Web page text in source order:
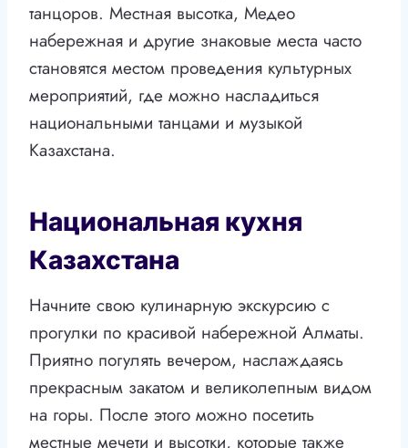
танцоров. Местная высотка, Медео
набережная и другие знаковые места часто
становятся местом проведения культурных
мероприятий, где можно насладиться
национальными танцами и музыкой
Казахстана.
Национальная кухня
Казахстана
Начните свою кулинарную экскурсию с
прогулки по красивой набережной Алматы.
Приятно погулять вечером, наслаждаясь
прекрасным закатом и великолепным видом
на горы. После этого можно посетить
местные мечети и высотки, которые также